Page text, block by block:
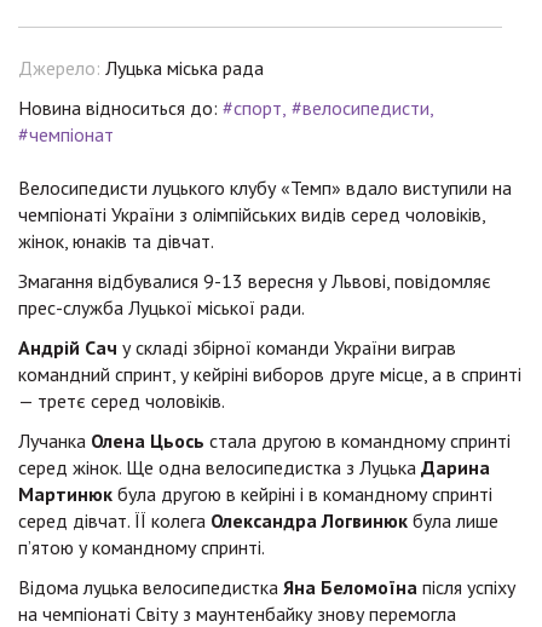
Джерело: Луцька міська рада
Новина відноситься до: #спорт #велосипедисти
#чемпіонат
Велосипедисти луцького клубу «Темп» вдало виступили на
чемпіонаті України з олімпійських видів серед чоловіків,
жінок, юнаків та дівчат.
Змагання відбувалися 9-13 вересня у Львові, повідомляє
прес-служба Луцької міської ради.
Андрій Сач у складі збірної команди України виграв
командний спринт, у кейріні виборов друге місце, а в спринті
— третє серед чоловіків.
Лучанка Олена Цьось стала другою в командному спринті
серед жінок. Ще одна велосипедистка з Луцька Дарина
Мартинюк була другою в кейріні і в командному спринті
серед дівчат. ЇЇ колега Олександра Логвинюк була лише
п’ятою у командному спринті.
Відома луцька велосипедистка Яна Беломоїна після успіху
на чемпіонаті Світу з маунтенбайку знову перемогла